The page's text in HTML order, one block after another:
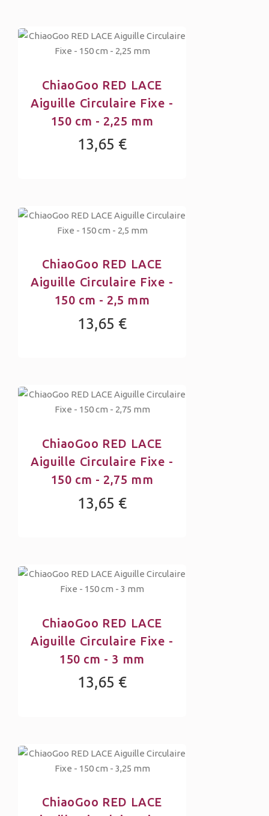
ChiaoGoo RED LACE
Aiguille Circulaire Fixe -
150 cm - 2,25 mm
13,65 €
ChiaoGoo RED LACE
Aiguille Circulaire Fixe -
150 cm - 2,5 mm
13,65 €
ChiaoGoo RED LACE
Aiguille Circulaire Fixe -
150 cm - 2,75 mm
13,65 €
ChiaoGoo RED LACE
Aiguille Circulaire Fixe -
150 cm - 3 mm
13,65 €
ChiaoGoo RED LACE